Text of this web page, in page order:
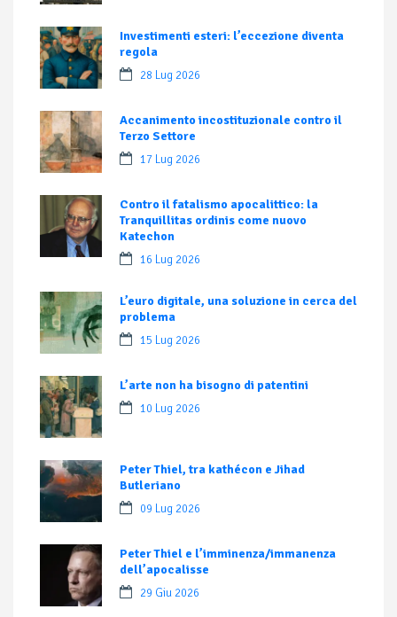
Investimenti esteri: l’eccezione diventa
regola
28 Lug 2026
Accanimento incostituzionale contro il
Terzo Settore
17 Lug 2026
Contro il fatalismo apocalittico: la
Tranquillitas ordinis come nuovo
Katechon
16 Lug 2026
L’euro digitale, una soluzione in cerca del
problema
15 Lug 2026
L’arte non ha bisogno di patentini
10 Lug 2026
Peter Thiel, tra kathécon e Jihad
Butleriano
09 Lug 2026
Peter Thiel e l’imminenza/immanenza
dell’apocalisse
29 Giu 2026